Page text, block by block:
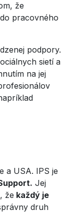
že
pracovného
podpory.
sietí a
na jej
a USA. IPS je
Jej
že každý je
druh